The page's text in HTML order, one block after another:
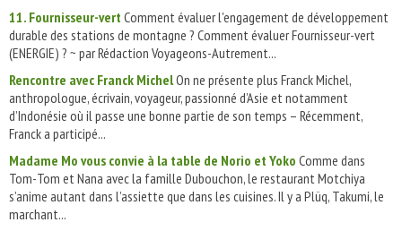
11. Fournisseur-vert Comment évaluer l'engagement de développement
durable des stations de montagne ? Comment évaluer Fournisseur-vert
(ENERGIE) ? ~ par Rédaction Voyageons-Autrement...
Rencontre avec Franck MichelOn ne présente plus Franck Michel,
anthropologue, écrivain, voyageur, passionné d’Asie et notamment
d’Indonésie où il passe une bonne partie de son temps – Récemment,
Franck a participé...
Madame Mo vous convie à la table de Norio et Yoko Comme dans
Tom-Tom et Nana avec la famille Dubouchon, le restaurant Motchiya
s’anime autant dans l’assiette que dans les cuisines. Il y a Plüq, Takumi, le
marchant...